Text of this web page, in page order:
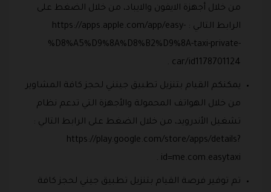
من خلال أجهزة الايفون والايباد، من خلال الضغط على
الرابط التالي : https://apps.apple.com/app/easy-
%D8%A5%D9%8A%D8%B2%D9%8A-taxi-private-
car/id1178701124 .
يمكنكم القيام بتنزيل تطبيق جينني لحجز كافة المشاوير
من خلال الهواتف المحمولة والأجهزة التي تدعم نظام
تشغيل الأندرويد، من خلال الضغط على الرابط التالي :
https://play.google.com/store/apps/details?
id=me.com.easytaxi .
تم توفير فرصة القيام بتنزيل تطبيق جيني لحجز كافة